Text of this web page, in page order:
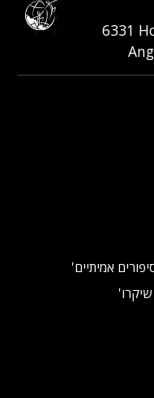
6331‎
אמיתיים'